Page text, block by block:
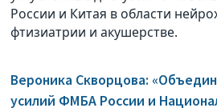
России и Китая в области
фтизиатрии и акушерстве.
Вероника Скворцова:
усилий ФМБА России и